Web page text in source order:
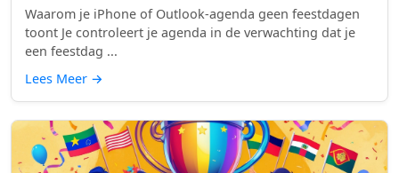
Waarom je iPhone of Outlook-agenda geen feestdagen
toont Je controleert je agenda in de verwachting dat je
een feestdag ...
Lees Meer →